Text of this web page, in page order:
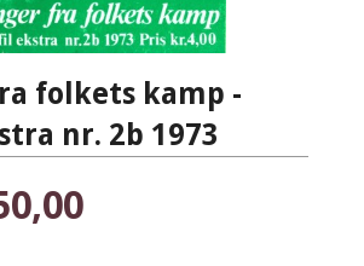
folkets kamp -
nr. 2b 1973